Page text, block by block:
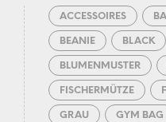
ACCESSOIRES
BEANIE BLACK
BLUMENMUSTER
FISCHERMÜTZE
GRAU GYM BAG